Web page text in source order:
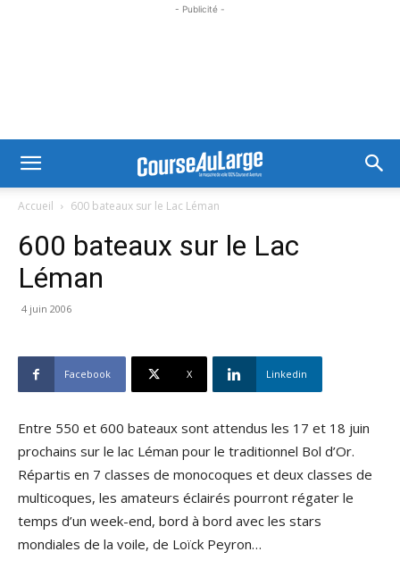
- Publicité -
Accueil 600 bateaux sur le Lac Léman
600 bateaux sur le Lac
Léman
4 juin 2006
Facebook X Linkedin
Entre 550 et 600 bateaux sont attendus les 17 et 18 juin
prochains sur le lac Léman pour le traditionnel Bol d’Or.
Répartis en 7 classes de monocoques et deux classes de
multicoques, les amateurs éclairés pourront régater le
temps d’un week-end, bord à bord avec les stars
mondiales de la voile, de Loïck Peyron…